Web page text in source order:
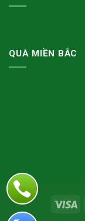
QUÀ MIỀN BẮC